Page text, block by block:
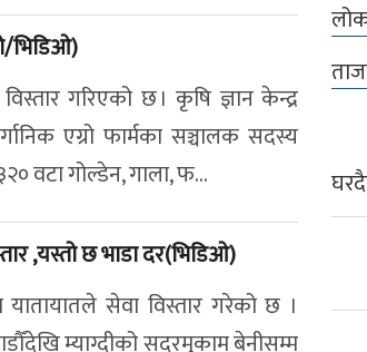
भिडिओ)
गरिएको छ । कृषि ज्ञान केन्द्र
एग्रो फार्मका सञ्चालक सदस्य
वटा गोल्डेन, गाला, फ...
,यस्तो छ भाडा दर(भिडिओ)
यातायातले सेवा विस्तार गरेको छ ।
म्याग्दीको सदरमुकाम बेनीसम्म